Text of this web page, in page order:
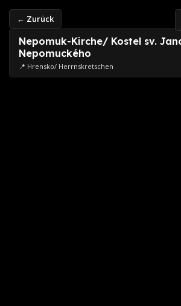
← Zurück
Nepomuk-Kirche/ Kostel sv.
Nepomuckého
📍 Hrensko/ Herrnskretschen